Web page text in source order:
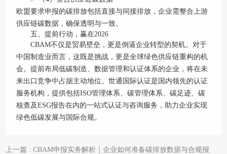
欧盟要求申报的碳排放包括直接与间接排放，企业需整合上游
供应链碳数据，确保透明与一致。
五、提前行动，赢在2026
CBAM不仅是贸易壁垒，更是倒逼企业转型的契机。对于
中国制造业而言，这既是挑战，更是全球绿色供应链重构的机
会。提前布局低碳制造、数据管理和认证体系的企业，将在未
来出口竞争中占据主动地位。世通国际认证是国内领先的认证
服务机构，提供包括ISO管理体系、碳管理体系、碳足迹、碳
核查及ESG报告在内的一站式认证与咨询服务，助力企业实现
绿色低碳发展与国际合规。
上一篇 : CBAM申报实务解析｜企业如何准备碳排放数据与合规报